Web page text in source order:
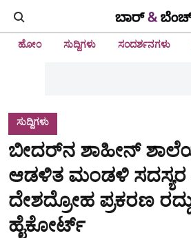
ಹೋಂ ಸುದ್ದಿಗಳು ಸಂದರ್ಶನಗಳು
ಸುದ್ದಿಗಳು
ಬೀದರ್‌ನ ಶಾಹೀನ್‌
ಆಡಳಿತ ಮಂಡಳಿ ಸದಸ್ಯರ
ದೇಶದ್ರೋಹ ಪ್ರಕರಣ
ಹೈಕೋರ್ಟ್‌